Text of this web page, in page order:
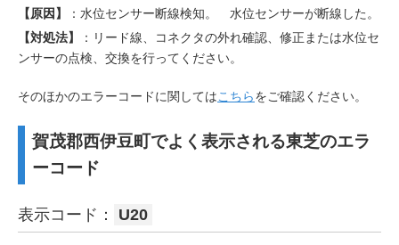
【原因】
：水位センサー断線検知。 水位センサーが断線した。
【対処法】
：リード線、コネクタの外れ確認、修正または水位セ
ンサーの点検、交換を行ってください。
そのほかのエラーコードに関してはこちらをご確認ください。
賀茂郡西伊豆町でよく表示される東芝のエラ
ーコード
表示コード： U20